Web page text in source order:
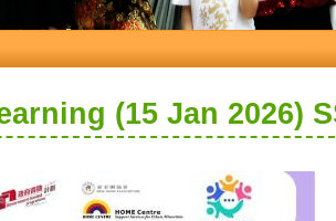
(15 Jan 2026)